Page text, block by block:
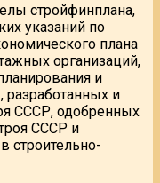
стройфинплана,
указаний по
плана
организаций,
и
разработанных и
СССР, одобренных
СССР и
строительно-